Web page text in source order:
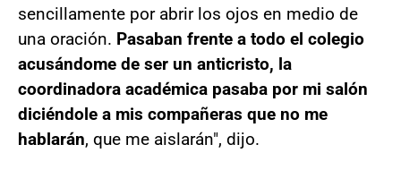
sencillamente por abrir los ojos en medio de
una oración. Pasaban frente a todo el colegio
acusándome de ser un anticristo, la
coordinadora académica pasaba por mi salón
diciéndole a mis compañeras que no me
hablarán, que me aislarán", dijo.